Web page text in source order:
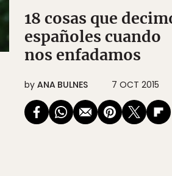
18 cosas que
españoles cuando
nos enfadamos
by ANA BULNES 7 OCT 2015